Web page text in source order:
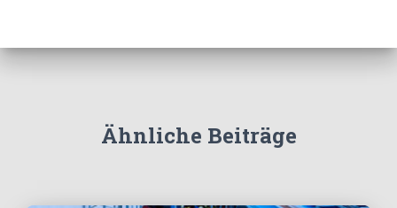
Ähnliche Beiträge